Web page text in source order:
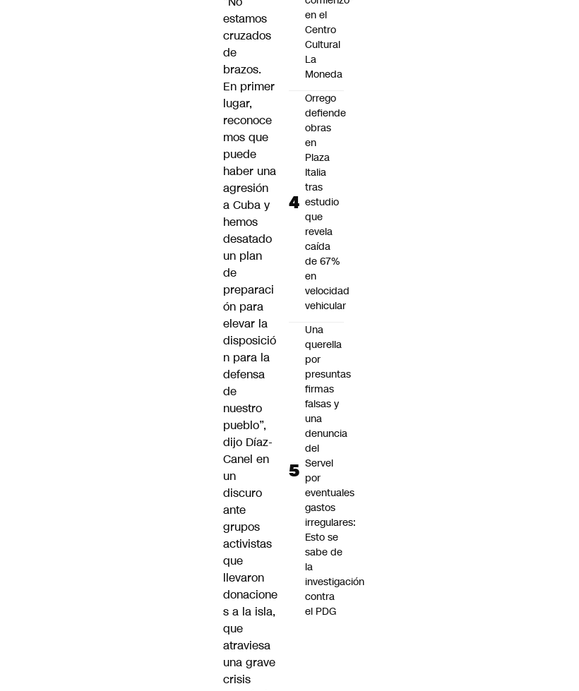
estamos
cruzados
de
brazos.
En primer
lugar,
reconoce
mos que
puede
haber una
agresión
a Cuba y
hemos
desatado
un plan
de
preparaci
ón para
elevar la
disposició
n para la
defensa
de
nuestro
pueblo”,
dijo Díaz-
Canel en
un
discuro
ante
grupos
activistas
que
llevaron
donacione
s a la isla,
que
atraviesa
una grave
crisis
en el
Centro
Cultural
La
Moneda
Orrego
defiende
obras
en
Plaza
Italia
tras
estudio
que
revela
caída
de 67%
en
velocidad
vehicular
Una
querella
por
presuntas
firmas
falsas y
una
denuncia
del
Servel
por
eventuales
gastos
irregulares:
Esto se
sabe de
la
investigación
contra
el PDG